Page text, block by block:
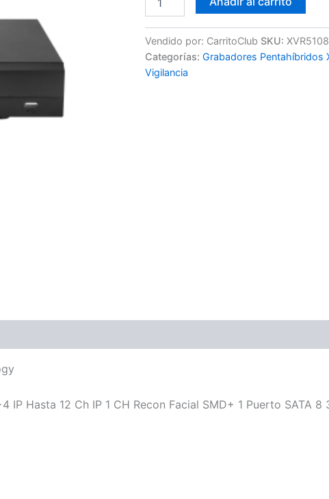
Vendido por: CarritoClub SKU:
Categorías:Grabadores Pentahíbridos
Vigilancia
Hasta 12 Ch IP 1 CH Recon Facial SMD+ 1 Puerto SATA